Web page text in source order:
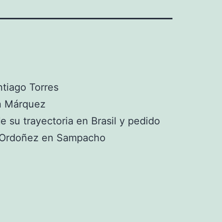
Torres
Márquez
su trayectoria en Brasil y pedido
en Sampacho